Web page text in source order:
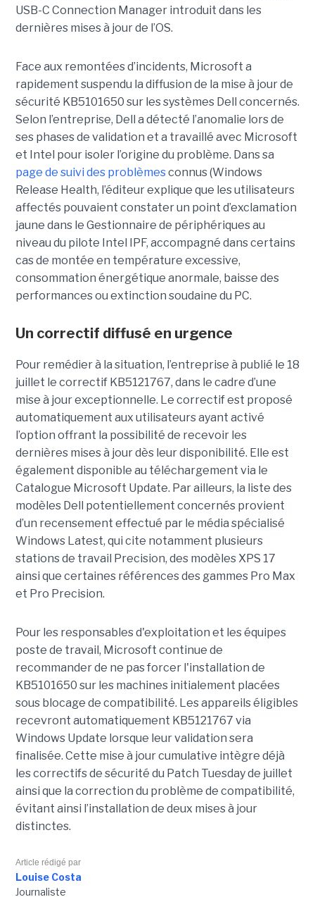
USB-C Connection Manager introduit dans les
dernières mises à jour de l’OS.
Face aux remontées d’incidents, Microsoft a
rapidement suspendu la diffusion de la mise à jour de
sécurité KB5101650 sur les systèmes Dell concernés.
Selon l’entreprise, Dell a détecté l’anomalie lors de
ses phases de validation et a travaillé avec Microsoft
et Intel pour isoler l’origine du problème. Dans sa
page de suivi des problèmesconnus (Windows
Release Health, l’éditeur explique que les utilisateurs
affectés pouvaient constater un point d’exclamation
jaune dans le Gestionnaire de périphériques au
niveau du pilote Intel IPF, accompagné dans certains
cas de montée en température excessive,
consommation énergétique anormale, baisse des
performances ou extinction soudaine du PC.
Un correctif diffusé en urgence
Pour remédier à la situation, l’entreprise à publié le 18
juillet le correctif KB5121767, dans le cadre d’une
mise à jour exceptionnelle. Le correctif est proposé
automatiquement aux utilisateurs ayant activé
l’option offrant la possibilité de recevoir les
dernières mises à jour dès leur disponibilité. Elle est
également disponible au téléchargement via le
Catalogue Microsoft Update. Par ailleurs, la liste des
modèles Dell potentiellement concernés provient
d’un recensement effectué par le média spécialisé
Windows Latest, qui cite notamment plusieurs
stations de travail Precision, des modèles XPS 17
ainsi que certaines références des gammes Pro Max
et Pro Precision.
Pour les responsables d'exploitation et les équipes
poste de travail, Microsoft continue de
recommander de ne pas forcer l'installation de
KB5101650 sur les machines initialement placées
sous blocage de compatibilité. Les appareils éligibles
recevront automatiquement KB5121767 via
Windows Update lorsque leur validation sera
finalisée. Cette mise à jour cumulative intègre déjà
les correctifs de sécurité du Patch Tuesday de juillet
ainsi que la correction du problème de compatibilité,
évitant ainsi l’installation de deux mises à jour
distinctes.
Article rédigé par
Louise Costa
Journaliste